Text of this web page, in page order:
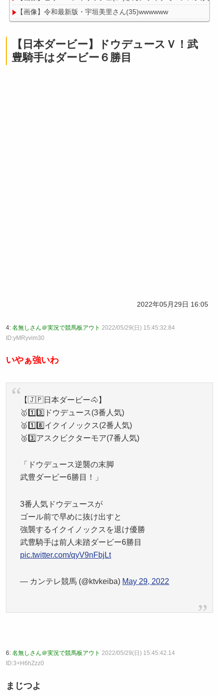
【画像】令和最新版・宇垣美里さん(35)wwwwww
【悲報】教室、ヤンキーがブチ切れでとんでもない空気になるｗ
【日本ダービー】ドウデュースＶ！武
豊騎手はダービー６勝目
2022年05月29日 16:05
4: 名無しさん＠実況で競馬板アウト 2022/05/29(日) 15:45:32.84
ID:yMRyvim30
いやぁ強いわ
【🇯🇵日本ダービー🐴】
🥇1️⃣3️⃣ドウデュース(3番人気)
🥈1️⃣8️⃣イクイノックス(2番人気)
🥉3️⃣アスクビクターモア(7番人気)
「ドウデュース逆襲の末脚
武豊ダービー6勝目！」
3番人気ドウデュースが
ゴール前で早めに抜け出すと
強襲するイクイノックスを退け優勝
武豊騎手は前人未踏ダービー6勝目
pic.twitter.com/qyV9nFbjLt
— カンテレ競馬 (@ktvkeiba) May 29, 2022
6: 名無しさん＠実況で競馬板アウト 2022/05/29(日) 15:45:42.14
ID:3+H6hZzz0
まじつよ